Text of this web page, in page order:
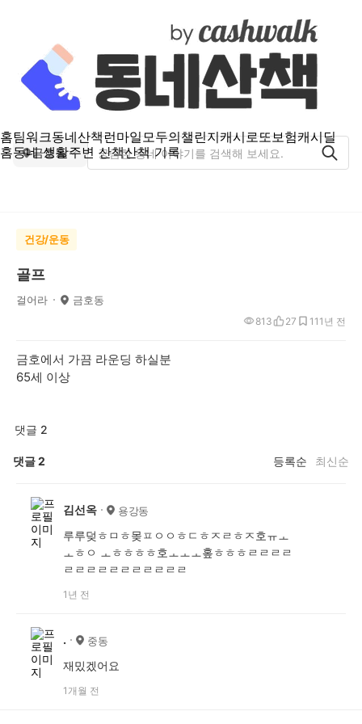
홈팀워크동네산책런마일모두의챌린지캐시로또보험캐시딜
홈동네 생활주변 산책산책 기록
금호동
건강/운동
골프
걸어라 금호동
1년 전
813 27 11
금호에서 가끔 라운딩 하실분
65세 이상
댓글 2
댓글2 등록순 최신순
김선옥 용강동
루루덪ㅎㅁㅎ몾ㅍㅇㅇㅎㄷㅎㅈㄹㅎㅈ호ㅠㅗ
ㅗㅎㅇ ㅗㅎㅎㅎㅎ호ㅗㅗㅗ홒ㅎㅎㅎㄹㄹㄹㄹ
ㄹㄹㄹㄹㄹㄹㄹㄹㄹㄹㄹ
1년 전
. 중동
재밌겠어요
1개월 전